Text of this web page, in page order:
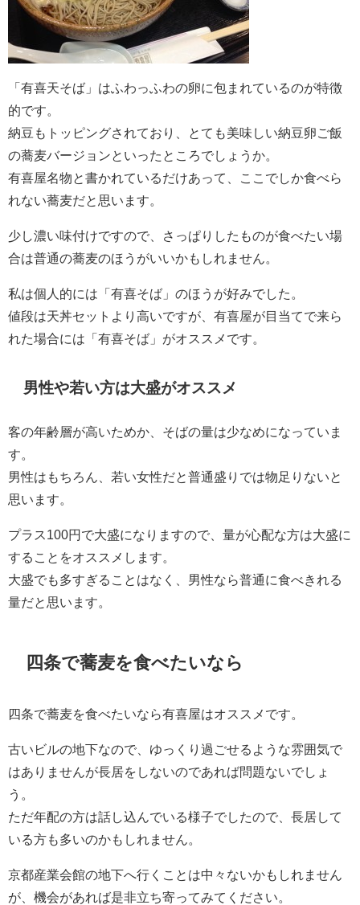
「有喜天そば」はふわっふわの卵に包まれているのが特徴
的です。
納豆もトッピングされており、とても美味しい納豆卵ご飯
の蕎麦バージョンといったところでしょうか。
有喜屋名物と書かれているだけあって、ここでしか食べら
れない蕎麦だと思います。
少し濃い味付けですので、さっぱりしたものが食べたい場
合は普通の蕎麦のほうがいいかもしれません。
私は個人的には「有喜そば」のほうが好みでした。
値段は天丼セットより高いですが、有喜屋が目当てで来ら
れた場合には「有喜そば」がオススメです。
男性や若い方は大盛がオススメ
客の年齢層が高いためか、そばの量は少なめになっていま
す。
男性はもちろん、若い女性だと普通盛りでは物足りないと
思います。
プラス100円で大盛になりますので、量が心配な方は大盛に
することをオススメします。
大盛でも多すぎることはなく、男性なら普通に食べきれる
量だと思います。
四条で蕎麦を食べたいなら
四条で蕎麦を食べたいなら有喜屋はオススメです。
古いビルの地下なので、ゆっくり過ごせるような雰囲気で
はありませんが長居をしないのであれば問題ないでしょ
う。
ただ年配の方は話し込んでいる様子でしたので、長居して
いる方も多いのかもしれません。
京都産業会館の地下へ行くことは中々ないかもしれません
が、機会があれば是非立ち寄ってみてください。